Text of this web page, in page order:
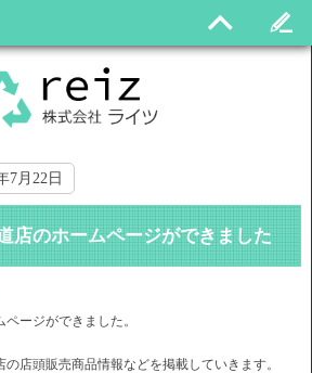
7月22日
店のホームページができました
ージができました。
店頭販売商品情報などを掲載していきます。